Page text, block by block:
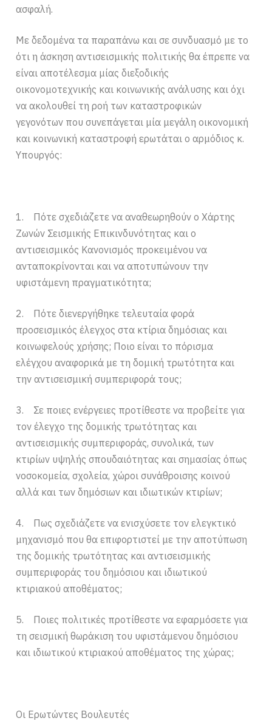
ασφαλή.
Με δεδομένα τα παραπάνω και σε συνδυασμό με το
ότι η άσκηση αντισεισμικής πολιτικής θα έπρεπε να
είναι αποτέλεσμα μίας διεξοδικής
οικονομοτεχνικής και κοινωνικής ανάλυσης και όχι
να ακολουθεί τη ροή των καταστροφικών
γεγονότων που συνεπάγεται μία μεγάλη οικονομική
και κοινωνική καταστροφή ερωτάται ο αρμόδιος κ.
Υπουργός:
1. Πότε σχεδιάζετε να αναθεωρηθούν ο Χάρτης
Ζωνών Σεισμικής Επικινδυνότητας και ο
αντισεισμικός Κανονισμός προκειμένου να
ανταποκρίνονται και να αποτυπώνουν την
υφιστάμενη πραγματικότητα;
2. Πότε διενεργήθηκε τελευταία φορά
προσεισμικός έλεγχος στα κτίρια δημόσιας και
κοινωφελούς χρήσης; Ποιο είναι το πόρισμα
ελέγχου αναφορικά με τη δομική τρωτότητα και
την αντισεισμική συμπεριφορά τους;
3. Σε ποιες ενέργειες προτίθεστε να προβείτε για
τον έλεγχο της δομικής τρωτότητας και
αντισεισμικής συμπεριφοράς, συνολικά, των
κτιρίων υψηλής σπουδαιότητας και σημασίας όπως
νοσοκομεία, σχολεία, χώροι συνάθροισης κοινού
αλλά και των δημόσιων και ιδιωτικών κτιρίων;
4. Πως σχεδιάζετε να ενισχύσετε τον ελεγκτικό
μηχανισμό που θα επιφορτιστεί με την αποτύπωση
της δομικής τρωτότητας και αντισεισμικής
συμπεριφοράς του δημόσιου και ιδιωτικού
κτιριακού αποθέματος;
5. Ποιες πολιτικές προτίθεστε να εφαρμόσετε για
τη σεισμική θωράκιση του υφιστάμενου δημόσιου
και ιδιωτικού κτιριακού αποθέματος της χώρας;
Οι Ερωτώντες Βουλευτές